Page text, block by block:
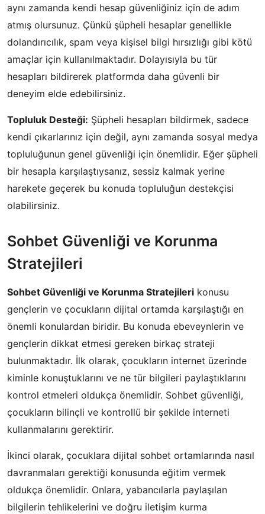
aynı zamanda kendi hesap güvenliğiniz için de adım
atmış olursunuz. Çünkü şüpheli hesaplar genellikle
dolandırıcılık, spam veya kişisel bilgi hırsızlığı gibi kötü
amaçlar için kullanılmaktadır. Dolayısıyla bu tür
hesapları bildirerek platformda daha güvenli bir
deneyim elde edebilirsiniz.
Topluluk Desteği: Şüpheli hesapları bildirmek, sadece
kendi çıkarlarınız için değil, aynı zamanda sosyal medya
topluluğunun genel güvenliği için önemlidir. Eğer şüpheli
bir hesapla karşılaştıysanız, sessiz kalmak yerine
harekete geçerek bu konuda topluluğun destekçisi
olabilirsiniz.
Sohbet Güvenliği ve Korunma
Stratejileri
Sohbet Güvenliği ve Korunma Stratejileri konusu
gençlerin ve çocukların dijital ortamda karşılaştığı en
önemli konulardan biridir. Bu konuda ebeveynlerin ve
gençlerin dikkat etmesi gereken birkaç strateji
bulunmaktadır. İlk olarak, çocukların internet üzerinde
kiminle konuştuklarını ve ne tür bilgileri paylaştıklarını
kontrol etmeleri oldukça önemlidir. Sohbet güvenliği,
çocukların bilinçli ve kontrollü bir şekilde interneti
kullanmalarını gerektirir.
İkinci olarak, çocuklara dijital sohbet ortamlarında nasıl
davranmaları gerektiği konusunda eğitim vermek
oldukça önemlidir. Onlara, yabancılarla paylaşılan
bilgilerin tehlikelerini ve doğru iletişim kurma